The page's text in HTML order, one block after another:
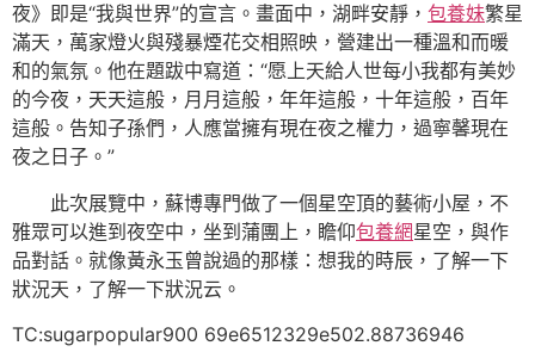
夜》即是“我與世界”的宣言。畫面中，湖畔安靜， 包養妹繁星
滿天，萬家燈火與殘暴煙花交相照映，營建出一種溫和而暖
和的氣氛。他在題跋中寫道：“愿上天給人世每小我都有美妙
的今夜，天天這般，月月這般，年年這般，十年這般，百年
這般。告知子孫們，人應當擁有現在夜之權力，過寧馨現在
夜之日子。”
此次展覽中，蘇博專門做了一個星空頂的藝術小屋，不
雅眾可以進到夜空中，坐到蒲團上，瞻仰包養網星空，與作
品對話。就像黃永玉曾說過的那樣：想我的時辰，了解一下
狀況天，了解一下狀況云。
TC:sugarpopular900 69e6512329e502.88736946